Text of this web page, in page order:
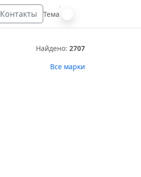
Контакты Тема
Найдено: 2707
Все марки